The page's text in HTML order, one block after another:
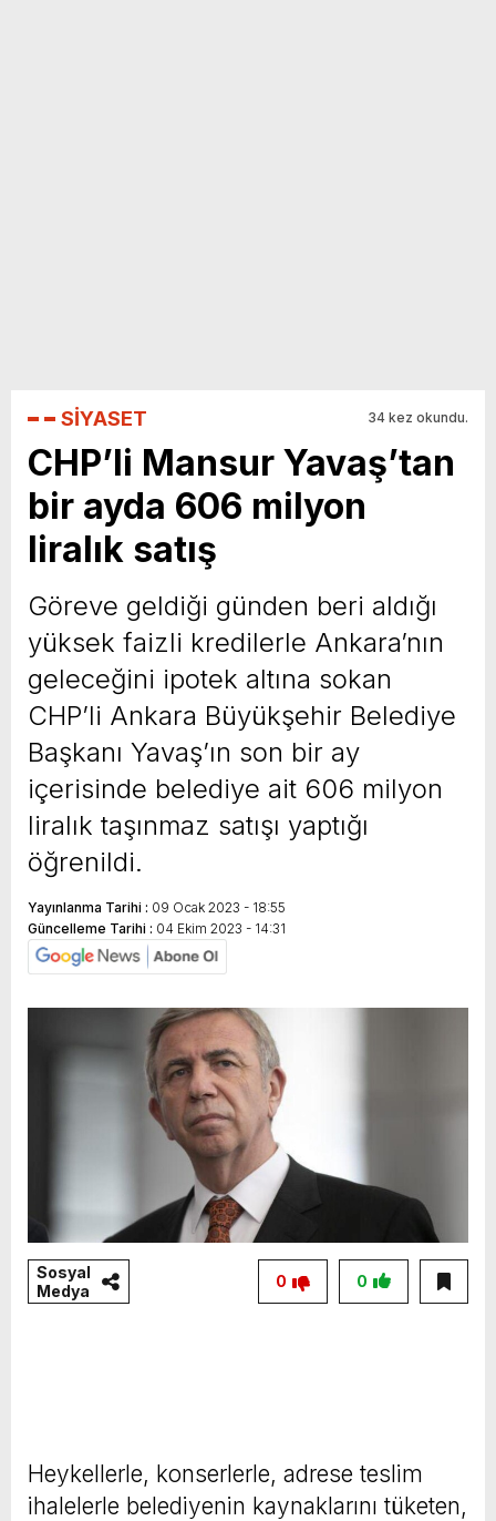
SİYASET 34 kez okundu.
CHP’li Mansur Yavaş’tan
bir ayda 606 milyon
liralık satış
Göreve geldiği günden beri aldığı
yüksek faizli kredilerle Ankara’nın
geleceğini ipotek altına sokan
CHP’li Ankara Büyükşehir Belediye
Başkanı Yavaş’ın son bir ay
içerisinde belediye ait 606 milyon
liralık taşınmaz satışı yaptığı
öğrenildi.
Yayınlanma Tarihi : 09 Ocak 2023 - 18:55
Güncelleme Tarihi : 04 Ekim 2023 - 14:31
Sosyal
Medya
0
0
Heykellerle, konserlerle, adrese teslim
ihalelerle belediyenin kaynaklarını tüketen,